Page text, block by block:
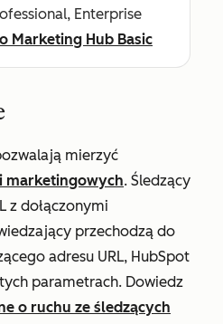
Enterprise
Marketing Hub Basic
mierzyć
marketingowych. Śledzący
z dołączonymi
przechodzą do
adresu URL, HubSpot
parametrach. Dowiedz
o ruchu ze śledzących